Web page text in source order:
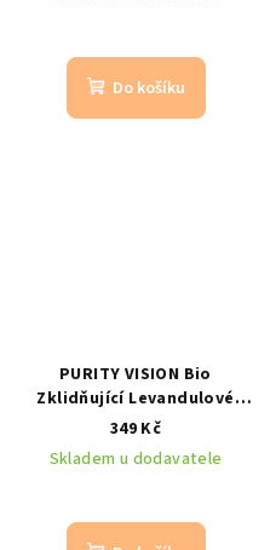
Do košíku
PURITY VISION Bio
Zklidňující Levandulové
hyaluronové sérum 50 ml
349 Kč
Skladem u dodavatele